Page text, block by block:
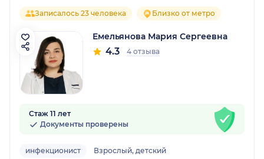
Записалось 23 человека Близко от метро
Емельянова Мария Сергеевна
4.3 4 отзыва
Стаж 11 лет
Документы проверены
инфекционист Взрослый, детский